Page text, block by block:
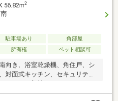
56.82m2
駐車場あり
角部屋
所有権 ペット相談可
向き、浴室乾燥機、角住戸、シ
対面式キッチン、セキュリティ
、バイク置場